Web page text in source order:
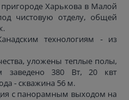
Харькова в Малой
чистовую отделу, общей
технологиям - из
уложены теплые полы,
заведено 380 Вт, 20 квт
- скважина 56 м.
с панорамным выходом на